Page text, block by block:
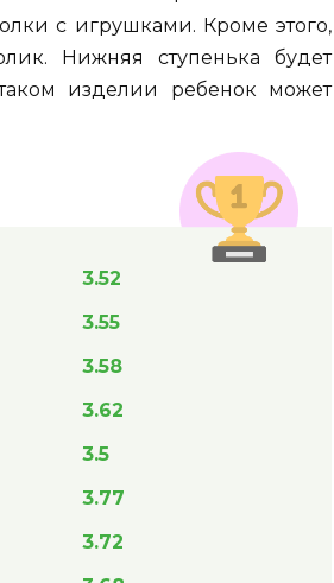
с игрушками. Кроме этого,
Нижняя ступенька будет
изделии ребенок может
3.52
3.55
3.58
3.62
3.5
3.77
3.72